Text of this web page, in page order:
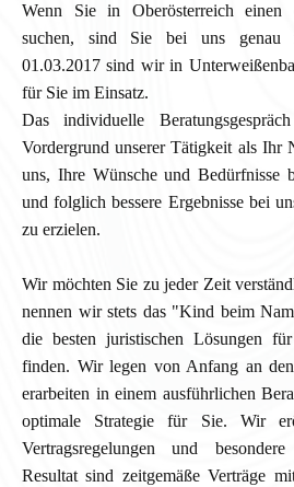
Wenn Sie in Oberösterreich einen
suchen, sind Sie bei uns genau
01.03.2017 sind wir in
für Sie im Einsatz.
Das individuelle
Vordergrund unserer Tätigkeit als Ihr
uns, Ihre Wünsche und Bedürfnisse
und folglich bessere Ergebnisse bei
zu erzielen.
Wir möchten Sie zu jeder Zeit
nennen wir stets das "Kind beim
die besten juristischen Lösungen
finden. Wir legen von Anfang an
erarbeiten in einem ausführlichen
optimale Strategie für Sie. Wir
Vertragsregelungen und
Resultat sind zeitgemäße Verträge